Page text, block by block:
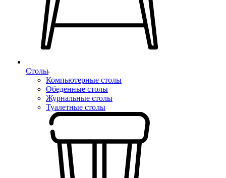
Столы
Компьютерные столы
Обеденные столы
Журнальные столы
Туалетные столы